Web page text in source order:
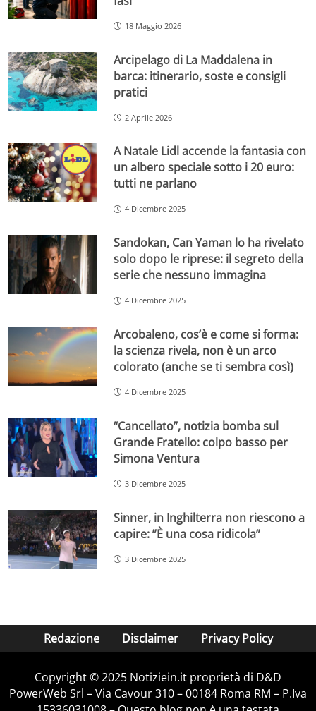
18 Maggio 2026
Arcipelago di La Maddalena in
barca: itinerario, soste e consigli
pratici
2 Aprile 2026
A Natale Lidl accende la fantasia con
un albero speciale sotto i 20 euro:
tutti ne parlano
4 Dicembre 2025
Sandokan, Can Yaman lo ha rivelato
solo dopo le riprese: il segreto della
serie che nessuno immagina
4 Dicembre 2025
Arcobaleno, cos’è e come si forma:
la scienza rivela, non è un arco
colorato (anche se ti sembra così)
4 Dicembre 2025
“Cancellato”, notizia bomba sul
Grande Fratello: colpo basso per
Simona Ventura
3 Dicembre 2025
Sinner, in Inghilterra non riescono a
capire: ”È una cosa ridicola”
3 Dicembre 2025
Redazione Disclaimer Privacy Policy
Copyright © 2025 Notiziein.it proprietà di D&D
PowerWeb Srl – Via Cavour 310 – 00184 Roma RM – P.Iva